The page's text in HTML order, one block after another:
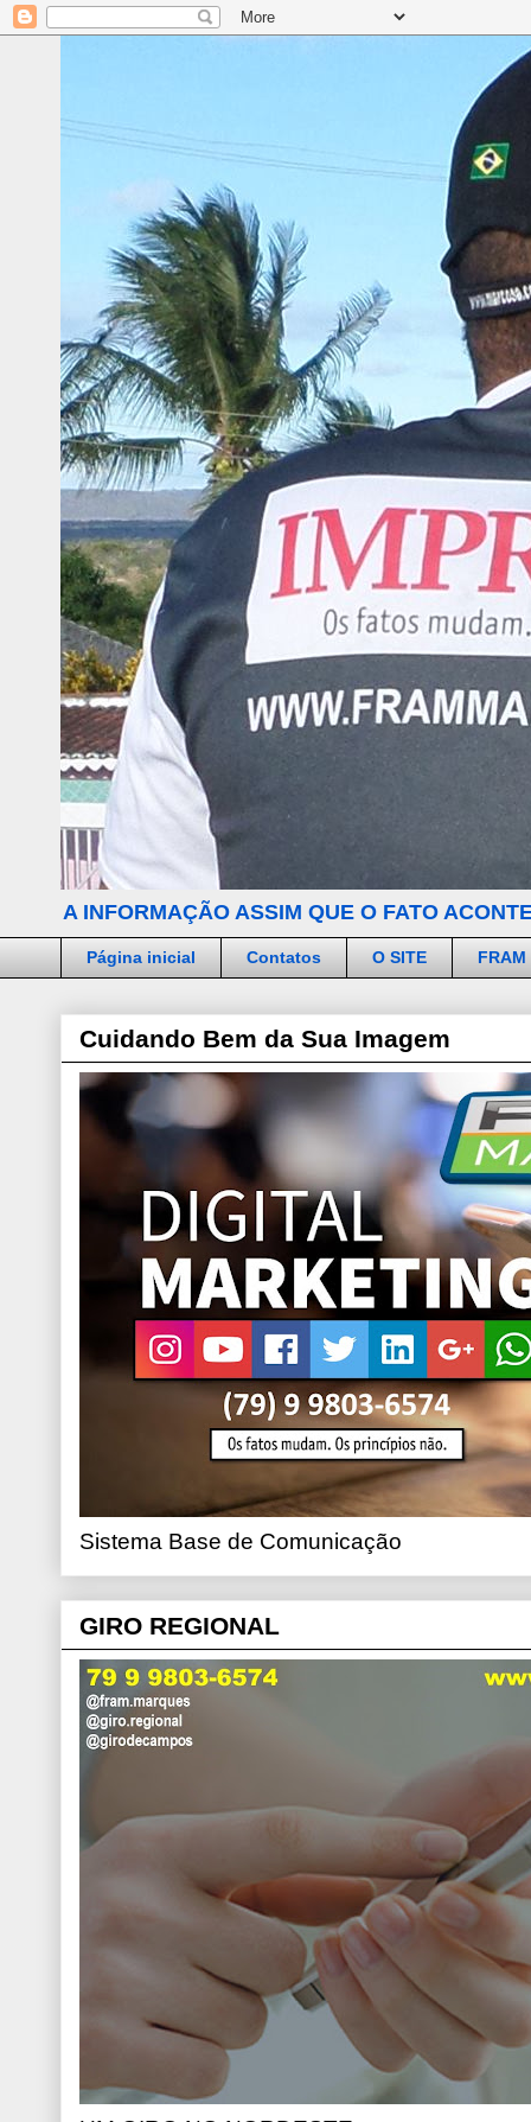
A INFORMAÇÃO ASSIM QUE O FATO
Página inicial Contatos O SITE FRAM
Cuidando Bem da Sua Imagem
Sistema Base de Comunicação
GIRO REGIONAL